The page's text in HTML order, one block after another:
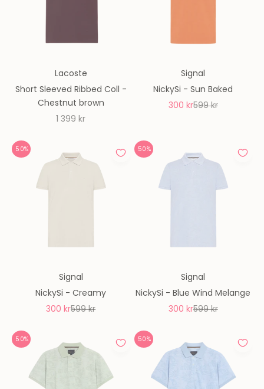
Lacoste
Short Sleeved Ribbed Coll -
Chestnut brown
REA-pris
1 399 kr
Signal
NickySi - Sun Baked
REA-pris
300 krPris
599 kr
50%
Signal
NickySi - Creamy
REA-pris
300 krPris
599 kr
50%
Signal
NickySi - Blue Wind Melange
REA-pris
300 krPris
599 kr
50% 50%